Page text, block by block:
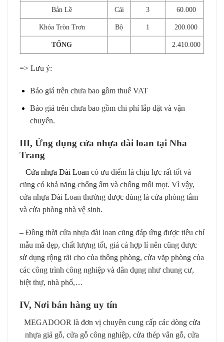
Bản Lề Cái 3 60.000
Khóa Tròn Trơn Bộ 1 200.000
TỔNG 2.410.000
=> Lưu ý:
Báo giá trên chưa bao gồm thuế VAT
Báo giá trên chưa bao gồm chi phí lắp đặt và vận
chuyển.
III, Ứng dụng cửa nhựa đài loan tại Nha
Trang
– Cửa nhựa Đài Loan có ưu điểm là chịu lực rất tốt và
cũng có khả năng chống ẩm và chống mối mọt. Vì vậy,
cửa nhựa Đài Loan thường được dùng là cửa phòng tắm
và cửa phòng nhà vệ sinh.
– Đồng thời cửa nhựa đài loan cũng đáp ứng được tiêu chí
mẫu mã đẹp, chất lượng tốt, giá cả hợp lí nên cũng được
sử dụng rộng rãi cho của thông phòng, cửa văp phòng của
các công trình công nghiệp và dân dụng như chung cư,
biệt thự, nhà phố,…
IV, Nơi bán hàng uy tín
MEGADOOR là đơn vị chuyên cung cấp các dòng cửa
nhựa giả gỗ, cửa gỗ công nghiệp, cửa thép vân gỗ, cửa